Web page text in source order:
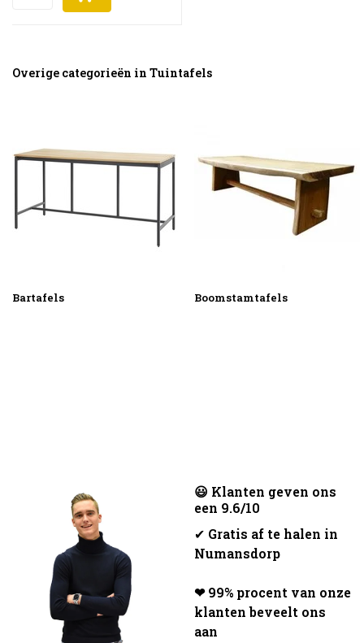
Overige categorieën in Tuintafels
Bartafels Boomstamtafels
😃 Klanten geven ons
een 9.6/10
✔ Gratis af te halen in
Numansdorp
❤ 99% procent van onze
klanten beveelt ons
aan